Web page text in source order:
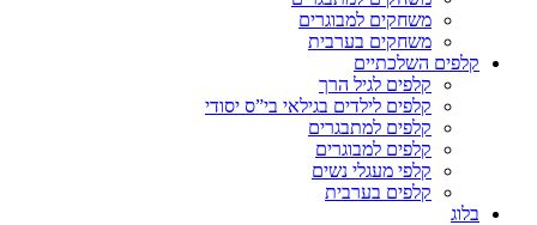
משחקים למבוגרים
משחקים בערבית
קלפים השלכתיים
קלפים לגיל הרך
קלפים לילדים בגילאי בי”ס יסודי
קלפים למתבגרים
קלפים למבוגרים
קלפי מעגלי נשים
קלפים בערבית
בלוג